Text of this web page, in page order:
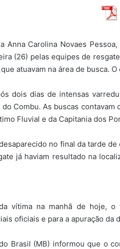
Anna Carolina Novaes
(26) pelas equipes de
atuavam na área de busca.
dois dias de intensas
Combu. As buscas
Fluvial e da Capitania dos
no final da tarde
já haviam resultado na
vítima na manhã de hoje,
oficiais e para a apuração da
Brasil (MB) informou que o